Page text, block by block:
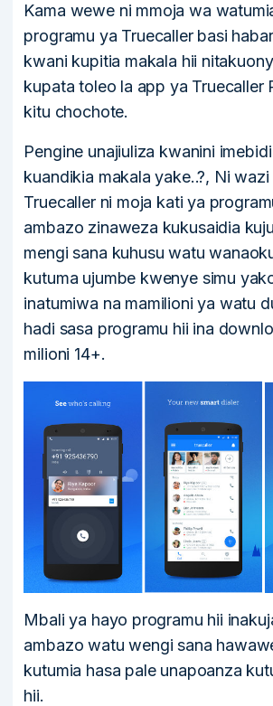
Kama wewe ni mmoja wa
programu ya Truecaller basi
kwani kupitia makala hii
kupata toleo la app ya Truecaller
kitu chochote.
Pengine unajiuliza kwanini
kuandikia makala yake..?, Ni
Truecaller ni moja kati ya
ambazo zinaweza kukusaidia
mengi sana kuhusu watu
kutuma ujumbe kwenye simu
inatumiwa na mamilioni ya watu
hadi sasa programu hii ina
milioni 14+.
Mbali ya hayo programu hii
ambazo watu wengi sana
kutumia hasa pale unapoanza
hii.